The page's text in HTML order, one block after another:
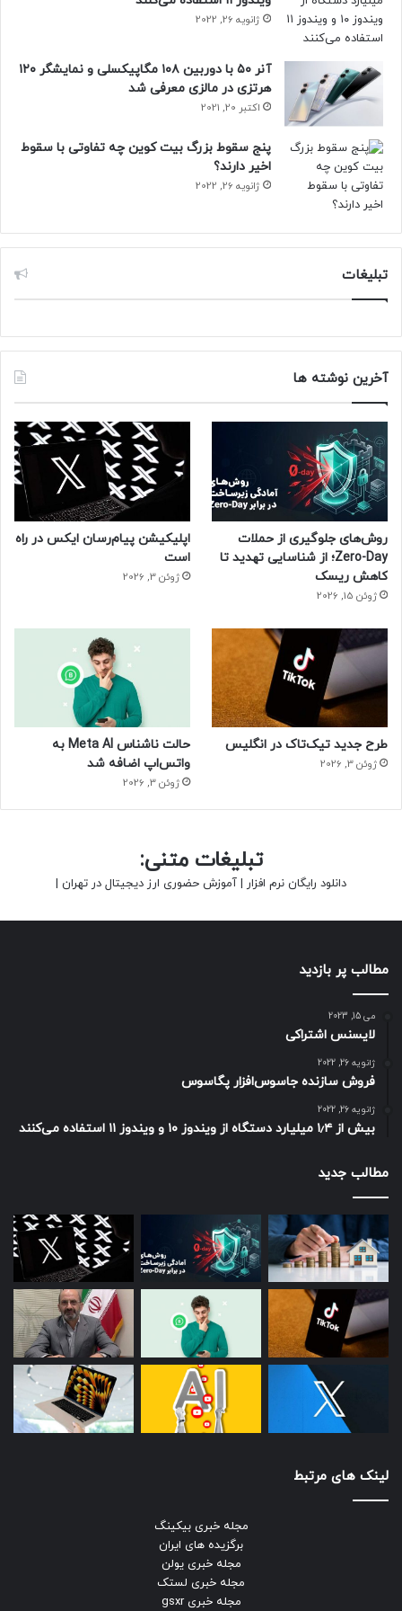
ژانویه 26, 2022
آنر ۵۰ با دوربین ۱۰۸ مگاپیکسلی و نمایشگر ۱۲۰
هرتزی در مالزی معرفی شد
اکتبر 20, 2021
پنج سقوط بزرگ بیت کوین چه تفاوتی با سقوط
اخیر دارند؟
ژانویه 26, 2022
تبلیغات
آخرین نوشته ها
روش‌های جلوگیری از حملات
Zero-Day؛ از شناسایی تهدید تا
کاهش ریسک
ژوئن 15, 2026
اپلیکیشن پیام‌رسان ایکس در راه
است
ژوئن 3, 2026
طرح جدید تیک‌تاک در انگلیس
ژوئن 3, 2026
حالت ناشناس Meta AI به
واتس‌اپ اضافه شد
ژوئن 3, 2026
تبلیغات متنی:
دانلود رایگان نرم افزار | آموزش حضوری ارز دیجیتال در تهران |
مطالب پر بازدید
می 15, 2023
لایسنس اشتراکی
ژانویه 26, 2022
فروش سازنده جاسوس‌افزار پگاسوس
ژانویه 26, 2022
بیش از ۱٫۴ میلیارد دستگاه از ویندوز ۱۰ و ویندوز ۱۱ استفاده می‌کنند
مطالب جدید
لینک های مرتبط
مجله خبری بیکینگ
برگزیده های ایران
مجله خبری یولن
مجله خبری لستک
مجله خبری gsxr